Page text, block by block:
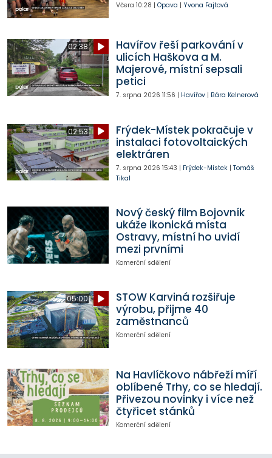
Včera 10:28 | Opava | Yvona Fajtová
02:38
Havířov řeší parkování v
ulicích Haškova a M.
Majerové, místní sepsali
petici
7. srpna 2026 11:56 | Havířov| Bára Kelnerová
02:53
Frýdek-Místek pokračuje v
instalaci fotovoltaických
elektráren
7. srpna 2026 15:43 | Frýdek-Místek| Tomáš
Tikal
Nový český film Bojovník
ukáže ikonická místa
Ostravy, místní ho uvidí
mezi prvními
Komerční sdělení
05:00
STOW Karviná rozšiřuje
výrobu, přijme 40
zaměstnanců
Komerční sdělení
Na Havlíčkovo nábřeží míří
oblíbené Trhy, co se hledají.
Přivezou novinky i více než
čtyřicet stánků
Komerční sdělení